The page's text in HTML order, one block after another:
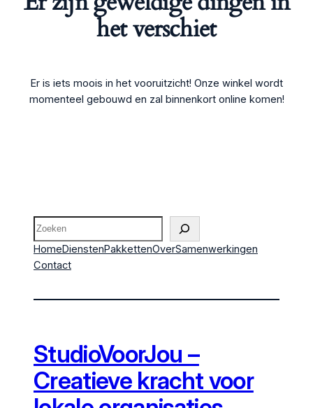
het verschiet
Er is iets moois in het vooruitzicht! Onze winkel wordt
momenteel gebouwd en zal binnenkort online komen!
Zoeken
HomeDienstenPakkettenOverSamenwerkingen
Contact
StudioVoorJou –
Creatieve kracht voor